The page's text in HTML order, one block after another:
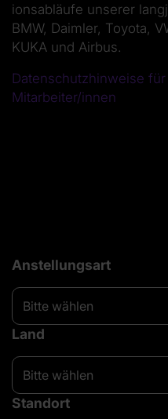
ionsabläufe unserer
BMW, Daimler, Toyota,
KUKA und Airbus.
Datenschutzhinweise
Mitarbeiter/innen
Anstellungsart
Bitte wählen
Land
Bitte wählen
Standort